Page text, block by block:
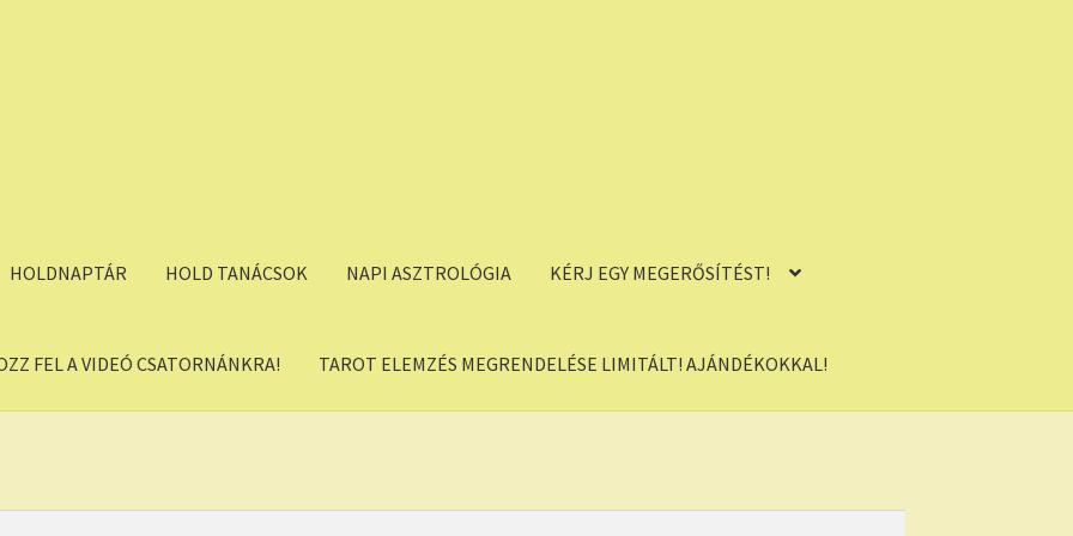
HOLDNAPTÁR HOLD TANÁCSOK NAPI ASZTROLÓGIA KÉRJ EGY MEGERŐSÍTÉST!
FEL A VIDEÓ CSATORNÁNKRA! TAROT ELEMZÉS MEGRENDELÉSE LIMITÁLT! AJÁNDÉKOKKAL!